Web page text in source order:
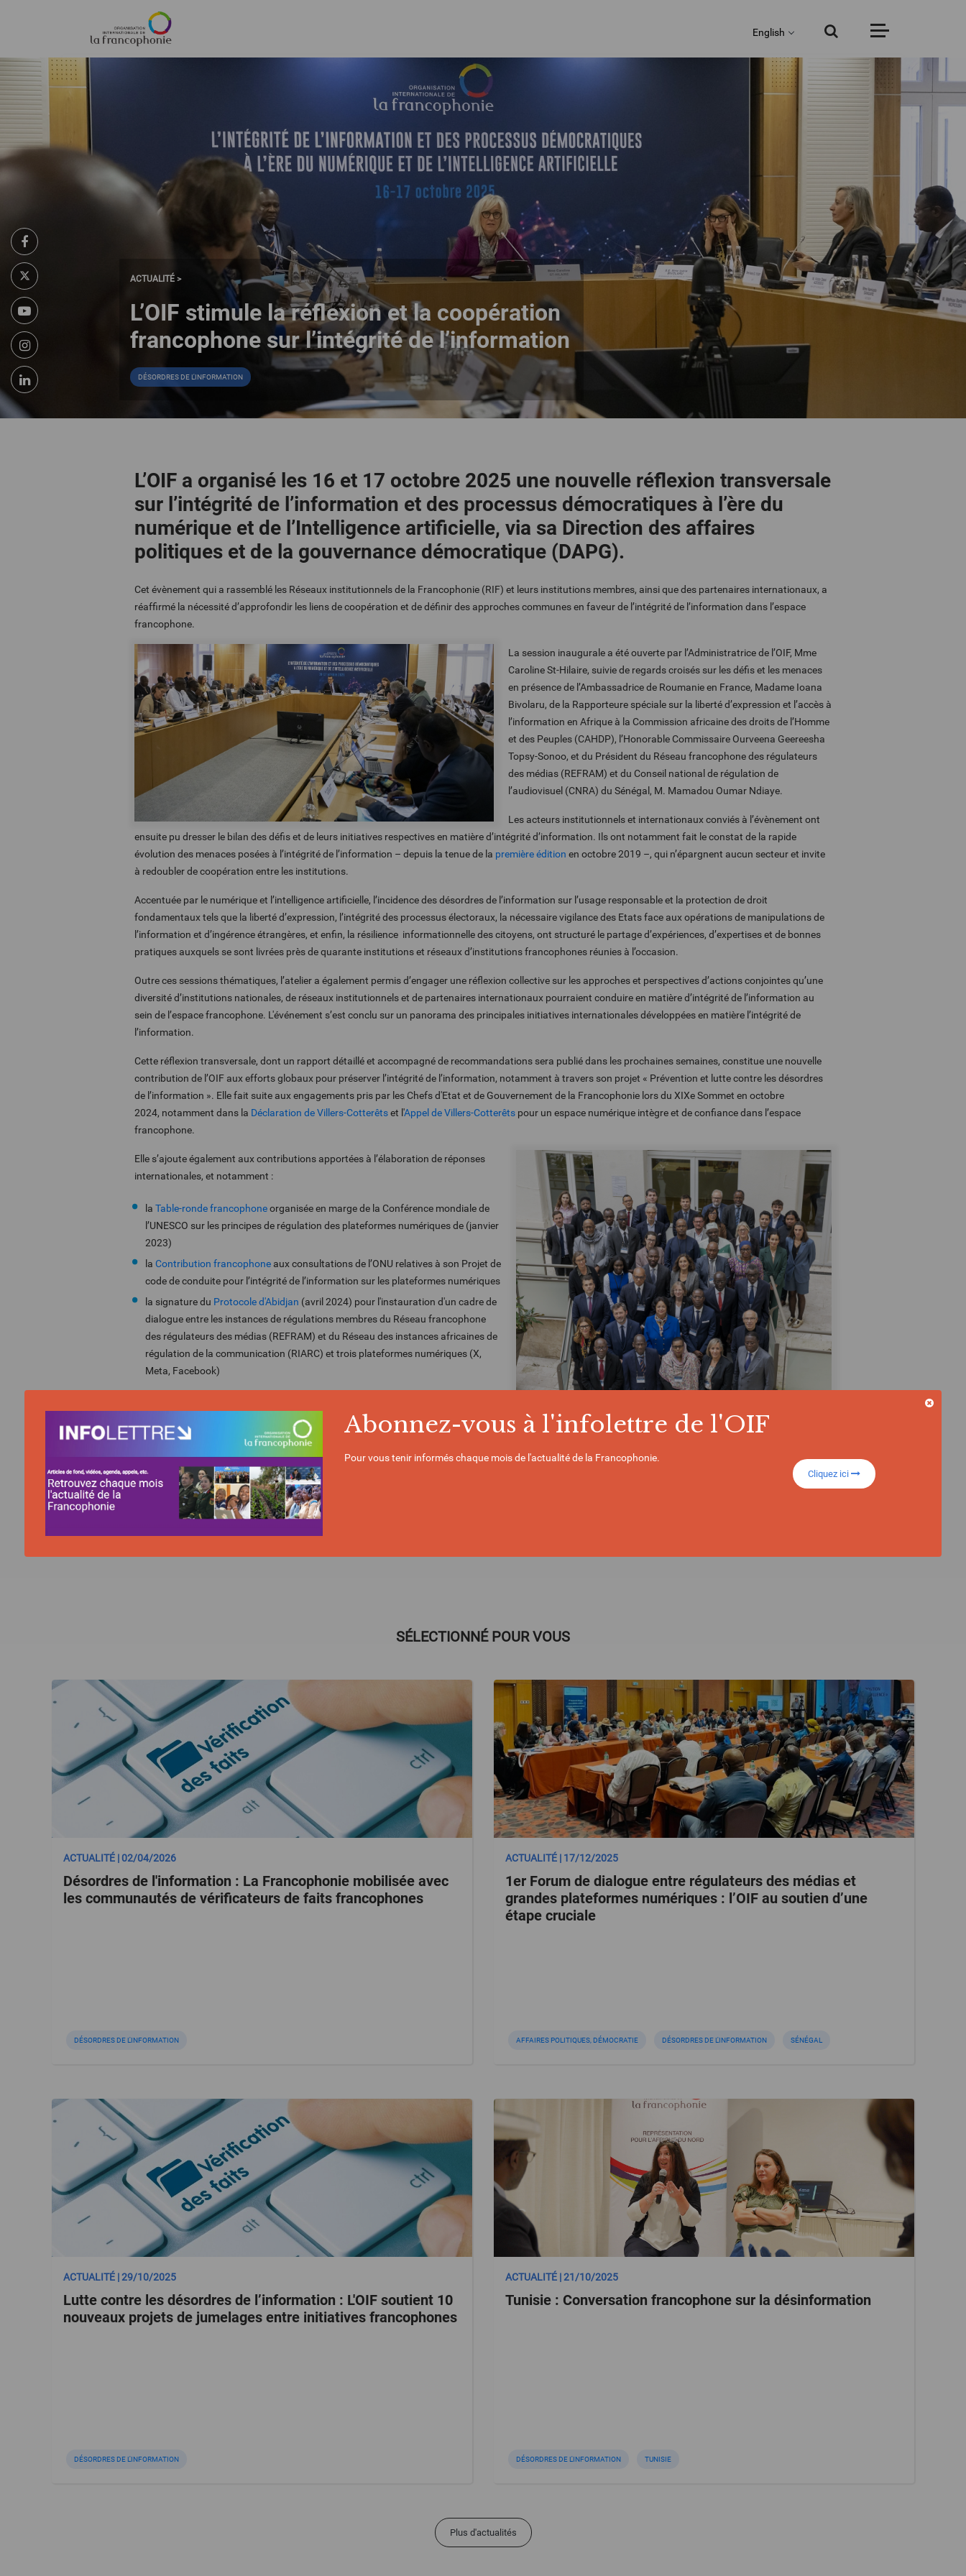
principal
English
ACTUALITÉ >
L’OIF stimule la réflexion et la coopération
francophone sur l’intégrité de l’information
DÉSORDRES DE L'INFORMATION
L’OIF a organisé les 16 et 17 octobre 2025 une nouvelle réflexion transversale
sur l’intégrité de l’information et des processus démocratiques à l’ère du
numérique et de l’Intelligence artificielle, via sa Direction des affaires
politiques et de la gouvernance démocratique (DAPG).
Cet évènement qui a rassemblé les Réseaux institutionnels de la Francophonie (RIF) et leurs institutions membres, ainsi que des partenaires internationaux, a
réaffirmé la nécessité d’approfondir les liens de coopération et de définir des approches communes en faveur de l’intégrité de l’information dans l’espace
francophone.
La session inaugurale a été ouverte par l’Administratrice de l’OIF, Mme
Caroline St-Hilaire, suivie de regards croisés sur les défis et les menaces
en présence de l’Ambassadrice de Roumanie en France, Madame Ioana
Bivolaru, de la Rapporteure spéciale sur la liberté d’expression et l’accès à
l’information en Afrique à la Commission africaine des droits de l’Homme
et des Peuples (CAHDP), l’Honorable Commissaire Ourveena Geereesha
Topsy-Sonoo, et du Président du Réseau francophone des régulateurs
des médias (REFRAM) et du Conseil national de régulation de
l’audiovisuel (CNRA) du Sénégal, M. Mamadou Oumar Ndiaye.
Les acteurs institutionnels et internationaux conviés à l’évènement ont
ensuite pu dresser le bilan des défis et de leurs initiatives respectives en matière d’intégrité d’information. Ils ont notamment fait le constat de la rapide
évolution des menaces posées à l’intégrité de l’information – depuis la tenue de la première édition en octobre 2019 –, qui n’épargnent aucun secteur et invite
à redoubler de coopération entre les institutions.
Accentuée par le numérique et l’intelligence artificielle, l’incidence des désordres de l’information sur l’usage responsable et la protection de droit
fondamentaux tels que la liberté d’expression, l’intégrité des processus électoraux, la nécessaire vigilance des Etats face aux opérations de manipulations de
l’information et d’ingérence étrangères, et enfin, la résilience informationnelle des citoyens, ont structuré le partage d’expériences, d’expertises et de bonnes
pratiques auxquels se sont livrées près de quarante institutions et réseaux d’institutions francophones réunies à l’occasion.
Outre ces sessions thématiques, l’atelier a également permis d’engager une réflexion collective sur les approches et perspectives d’actions conjointes qu’une
diversité d’institutions nationales, de réseaux institutionnels et de partenaires internationaux pourraient conduire en matière d’intégrité de l’information au
sein de l’espace francophone. L'événement s’est conclu sur un panorama des principales initiatives internationales développées en matière l’intégrité de
l’information.
Cette réflexion transversale, dont un rapport détaillé et accompagné de recommandations sera publié dans les prochaines semaines, constitue une nouvelle
contribution de l’OIF aux efforts globaux pour préserver l’intégrité de l’information, notamment à travers son projet « Prévention et lutte contre les désordres
de l’information ». Elle fait suite aux engagements pris par les Chefs d'Etat et de Gouvernement de la Francophonie lors du XIXe Sommet en octobre
2024, notamment dans la Déclaration de Villers-Cotterêtset l'Appel de Villers-Cotterêts pour un espace numérique intègre et de confiance dans l’espace
francophone.
Elle s’ajoute également aux contributions apportées à l’élaboration de réponses
internationales, et notamment :
la Table-ronde francophoneorganisée en marge de la Conférence mondiale de
l’UNESCO sur les principes de régulation des plateformes numériques de (janvier
2023)
la Contribution francophone aux consultations de l’ONU relatives à son Projet de
code de conduite pour l’intégrité de l’information sur les plateformes numériques
la signature du Protocole d'Abidjan (avril 2024) pour l'instauration d'un cadre de
dialogue entre les instances de régulations membres du Réseau francophone
des régulateurs des médias (REFRAM) et du Réseau des instances africaines de
régulation de la communication (RIARC) et trois plateformes numériques (X,
Meta, Facebook)
Dans la lignée de ces actions, l’OIF poursuivra ses efforts en faveur de l’intégrité de
l’information, notamment à travers deux nouvelles contributions : d’une part, le
soutien à l’organisation d’un premier Forum de dialogue entre les régulateurs
francophones des médias et les plateformes numériques signataires du protocole
d'Abidjan, prévu à Dakar les 1er et 2 décembre 2025, et d’autre part, la publication de la seconde édition de l’
Etat des lieux comparatif des politiques publiques
francophones de lutte contre la désinformation
SÉLECTIONNÉ POUR VOUS
ACTUALITÉ | 02/04/2026
Désordres de l'information : La Francophonie mobilisée avec
les communautés de vérificateurs de faits francophones
DÉSORDRES DE L'INFORMATION
ACTUALITÉ | 17/12/2025
1er Forum de dialogue entre régulateurs des médias et
grandes plateformes numériques : l’OIF au soutien d’une
étape cruciale
AFFAIRES POLITIQUES, DÉMOCRATIE DÉSORDRES DE L'INFORMATION SÉNÉGAL
ACTUALITÉ | 29/10/2025
Lutte contre les désordres de l’information : L'OIF soutient 10
nouveaux projets de jumelages entre initiatives francophones
DÉSORDRES DE L'INFORMATION
ACTUALITÉ | 21/10/2025
Tunisie : Conversation francophone sur la désinformation
DÉSORDRES DE L'INFORMATION TUNISIE
Plus d'actualités
Abonnez-vous à l'infolettre de l'OIF
Pour vous tenir informés chaque mois de l'actualité de la Francophonie.
Cliquez ici